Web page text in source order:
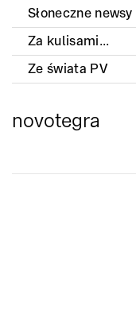
Słoneczne newsy
Za kulisami...
Ze świata PV
novotegra